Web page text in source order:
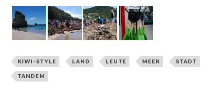
KIWI-STYLE LAND LEUTE MEER STADT
TANDEM